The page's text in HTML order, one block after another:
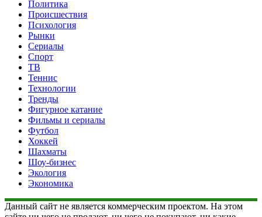
Политика
Происшествия
Психология
Рынки
Сериалы
Спорт
ТВ
Теннис
Технологии
Тренды
Фигурное катание
Фильмы и сериалы
Футбол
Хоккей
Шахматы
Шоу-бизнес
Экология
Экономика
Данный сайт не является коммерческим проектом. На этом